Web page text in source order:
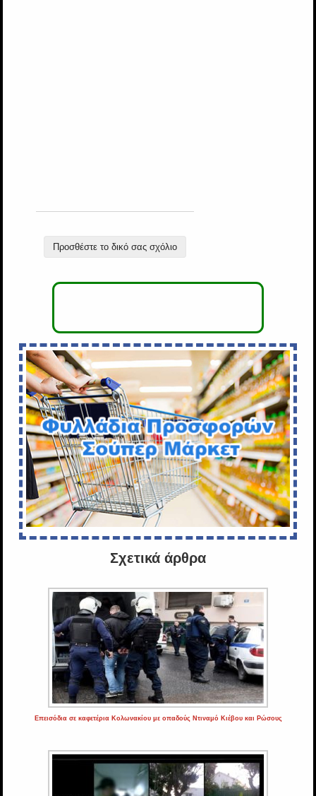
Προσθέστε το δικό σας σχόλιο
Σχετικά άρθρα
Επεισόδια σε καφετέρια Κολωνακίου με οπαδούς Ντιναμό Κιέβου και Ρώσους